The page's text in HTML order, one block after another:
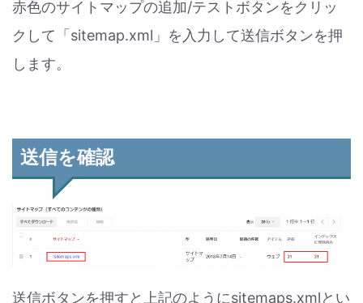
赤色のサイトマップの追加/テストボタンをクリッ
クして「sitemap.xml」を入力して送信ボタンを押
します。
送信を確認
送信ボタンを押すと上記のようにsitemaps.xmlとい